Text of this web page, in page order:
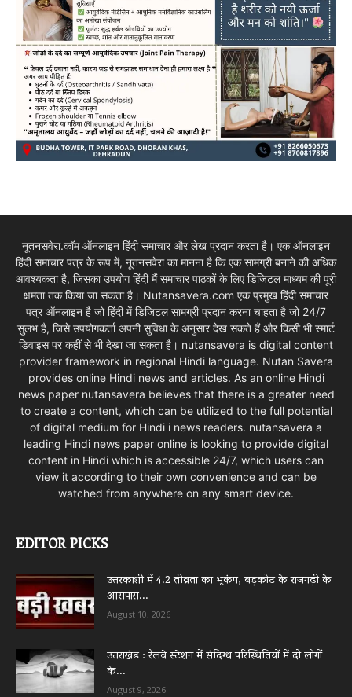
नूतनसवेरा.कॉम ऑनलाइन हिंदी समाचार और लेख प्रदान करता है। एक ऑनलाइन
हिंदी समाचार पत्र के रूप में, नूतनसवेरा का मानना है कि एक सामग्री बनाने की अधिक
आवश्यकता है, जिसका उपयोग हिंदी मैं समाचार पाठकों के लिए डिजिटल माध्यम की पूरी
क्षमता तक किया जा सकता है। Nutansavera.com एक प्रमुख हिंदी समाचार
पत्र ऑनलाइन है जो हिंदी में डिजिटल सामग्री प्रदान करना चाहता है जो 24/7
सुलभ है, जिसे उपयोगकर्ता अपनी सुविधा के अनुसार देख सकते हैं और किसी भी स्मार्ट
डिवाइस पर कहीं से भी देखा जा सकता है। nutansavera is digital content
provider framework in regional Hindi language. Nutan Savera
provides online Hindi news and articles. As an online Hindi
news paper nutansavera believes that there is a greater need
to create a content, which can be utilized to the full potential
of digital medium for Hindi i news readers. nutansavera a
leading Hindi news paper online is looking to provide digital
content in Hindi which is accessible 24/7, which users can
view it according to their own convenience and can be
watched from anywhere on any smart device.
EDITOR PICKS
उत्तरकाशी में 4.2 तीव्रता का भूकंप, बड़कोट के राजगढ़ी के
आसपास...
August 10, 2026
उत्तराखंड : रेलवे स्टेशन में संदिग्ध परिस्थितियों में दो लोगों
के...
August 9, 2026